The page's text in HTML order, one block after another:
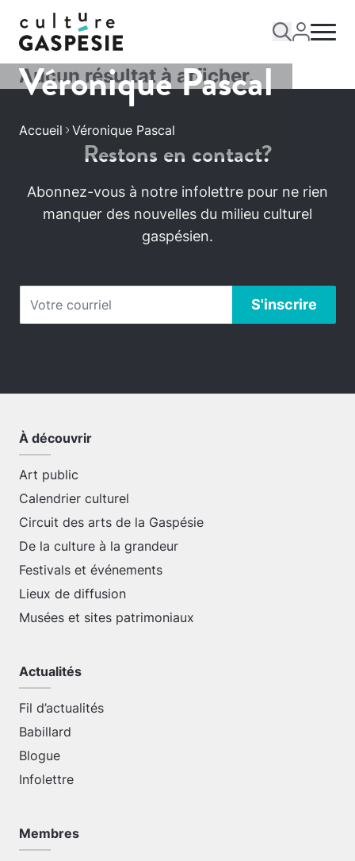
Véronique Pascal
Accueil Véronique Pascal
Aucun résultat à afficher.
Restons en contact?
Abonnez-vous à notre infolettre pour ne rien
manquer des nouvelles du milieu culturel
gaspésien.
À découvrir
Art public
Calendrier culturel
Circuit des arts de la Gaspésie
De la culture à la grandeur
Festivals et événements
Lieux de diffusion
Musées et sites patrimoniaux
Actualités
Fil d’actualités
Babillard
Blogue
Infolettre
Membres